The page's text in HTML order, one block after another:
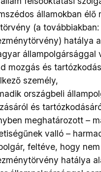
államokban élő
(a továbbiakban:
hatálya
állampolgársággal
mozgás és
személy,
országbeli
és
meghatározott –
valló –
feltéve, hogy
hatálya